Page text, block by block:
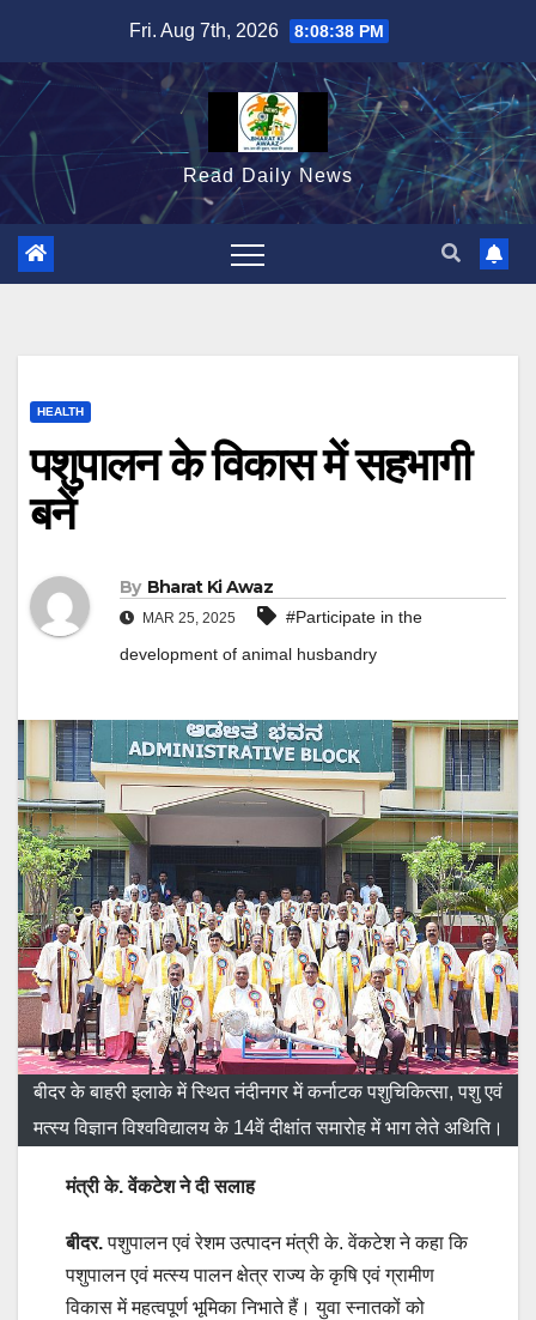
content
Fri. Aug 7th, 2026 8:08:40 PM
Read Daily News
HEALTH
पशुपालन के विकास में सहभागी
बनें
By Bharat Ki Awaz
MAR 25, 2025
#Participate in the
development of animal husbandry
बीदर के बाहरी इलाके में स्थित नंदीनगर में कर्नाटक पशुचिकित्सा, पशु एवं
मत्स्य विज्ञान विश्वविद्यालय के 14वें दीक्षांत समारोह में भाग लेते अथिति।
मंत्री के. वेंकटेश ने दी सलाह
बीदर.पशुपालन एवं रेशम उत्पादन मंत्री के. वेंकटेश ने कहा कि
पशुपालन एवं मत्स्य पालन क्षेत्र राज्य के कृषि एवं ग्रामीण
विकास में महत्वपूर्ण भूमिका निभाते हैं। युवा स्नातकों को